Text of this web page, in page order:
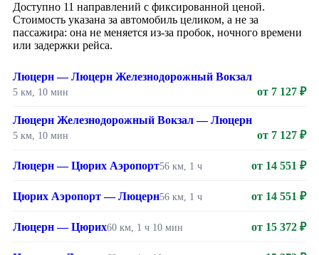
Доступно 11 направлений с фиксированной ценой.
Стоимость указана за автомобиль целиком, а не за
пассажира: она не меняется из-за пробок, ночного времени
или задержки рейса.
Люцерн — Люцерн Железнодорожный Вокзал
5 км, 10 мин от 7 127 ₽
Люцерн Железнодорожный Вокзал — Люцерн
5 км, 10 мин от 7 127 ₽
Люцерн — Цюрих Аэропорт56 км, 1 ч от 14 551 ₽
Цюрих Аэропорт — Люцерн56 км, 1 ч от 14 551 ₽
Люцерн — Цюрих60 км, 1 ч 10 мин от 15 372 ₽